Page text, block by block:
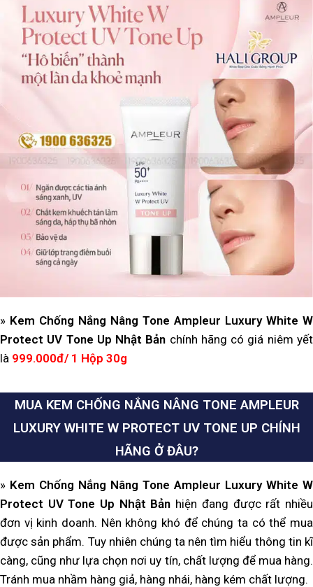
» Kem Chống Nắng Nâng Tone Ampleur Luxury White W
Protect UV Tone Up Nhật Bản chính hãng có giá niêm yết
là 999.000đ/ 1 Hộp 30g
MUA KEM CHỐNG NẮNG NÂNG TONE AMPLEUR
LUXURY WHITE W PROTECT UV TONE UP CHÍNH
HÃNG Ở ĐÂU?
» Kem Chống Nắng Nâng Tone Ampleur Luxury White W
Protect UV Tone Up Nhật Bản hiện đang được rất nhiều
đơn vị kinh doanh. Nên không khó để chúng ta có thể mua
được sản phẩm. Tuy nhiên chúng ta nên tìm hiểu thông tin kĩ
càng, cũng như lựa chọn nơi uy tín, chất lượng để mua hàng.
Tránh mua nhầm hàng giả, hàng nhái, hàng kém chất lượng.